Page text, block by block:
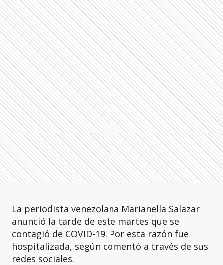
La periodista venezolana Marianella Salazar
anunció la tarde de este martes que se
contagió de COVID-19. Por esta razón fue
hospitalizada, según comentó a través de sus
redes sociales.